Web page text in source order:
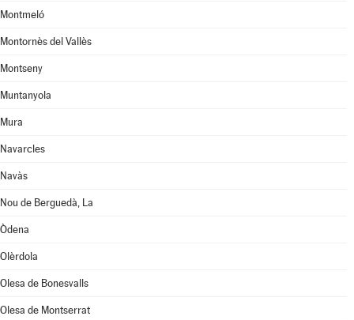
Montmeló
Montornès del Vallès
Montseny
Muntanyola
Mura
Navarcles
Navàs
Nou de Berguedà, La
Òdena
Olèrdola
Olesa de Bonesvalls
Olesa de Montserrat